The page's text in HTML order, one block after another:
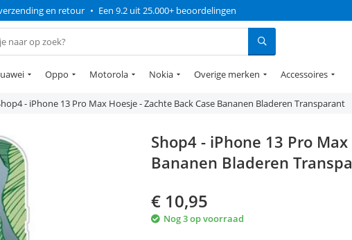
en retour • Een 9.2 uit 25.000+ beoordelingen
Oppo Motorola Nokia Overige merken Accessoires
- iPhone 13 Pro Max Hoesje - Zachte Back Case Bananen Bladeren Transparant
Shop4 - iPhone 13 Pro
Bananen Bladeren
€ 10,95
Nog 3 op voorraad